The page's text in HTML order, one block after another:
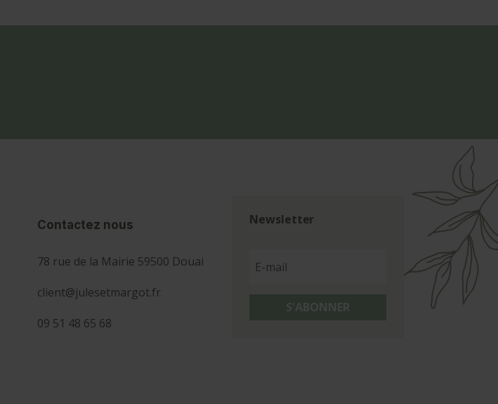
Contactez nous
78 rue de la Mairie 59500 Douai
client@julesetmargot.fr
09 51 48 65 68
Newsletter
S'ABONNER